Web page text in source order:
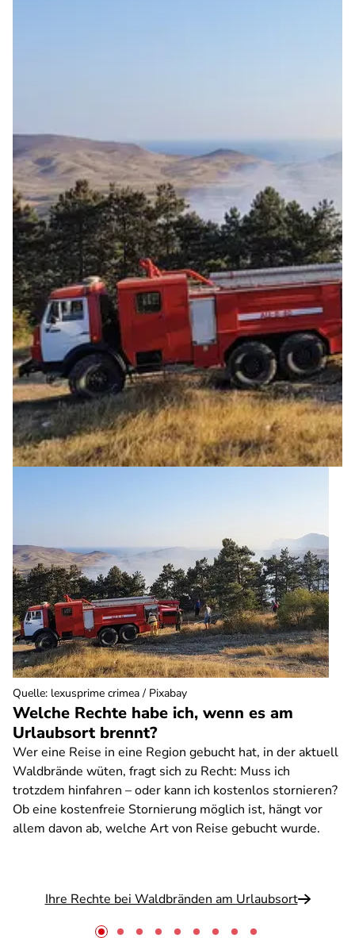
Welche Rechte habe ich, wenn es am
Urlaubsort brennt?
Wer eine Reise in eine Region gebucht hat, in der aktuell
Waldbrände wüten, fragt sich zu Recht: Muss ich
trotzdem hinfahren – oder kann ich kostenlos stornieren?
Ob eine kostenfreie Stornierung möglich ist, hängt vor
allem davon ab, welche Art von Reise gebucht wurde.
Ihre Rechte bei Waldbränden am Urlaubsort
Quelle: lexusprime crimea / Pixabay